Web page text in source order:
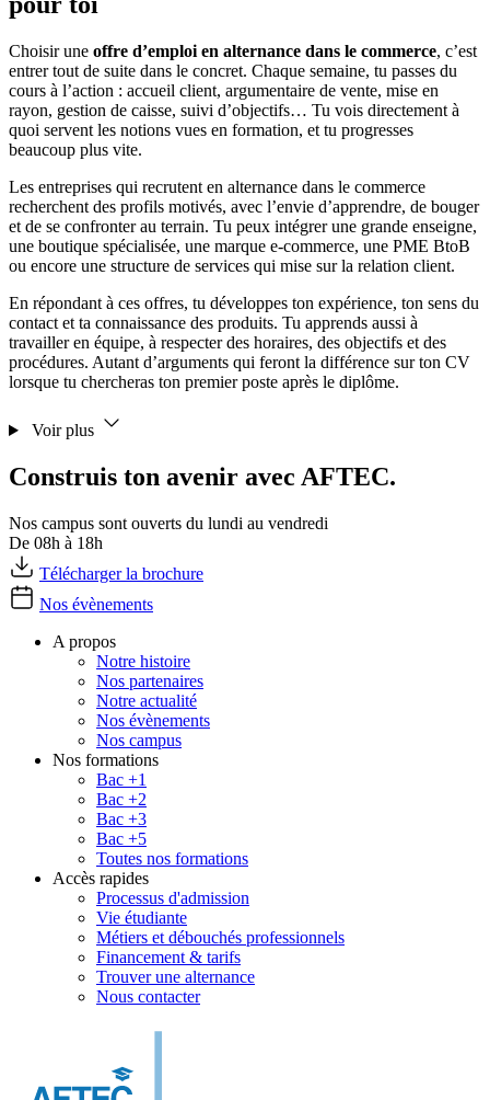
Choisir une offre d’emploi en alternance dans le commerce, c’est
entrer tout de suite dans le concret. Chaque semaine, tu passes du
cours à l’action : accueil client, argumentaire de vente, mise en
rayon, gestion de caisse, suivi d’objectifs… Tu vois directement à
quoi servent les notions vues en formation, et tu progresses
beaucoup plus vite.
Les entreprises qui recrutent en alternance dans le commerce
recherchent des profils motivés, avec l’envie d’apprendre, de bouger
et de se confronter au terrain. Tu peux intégrer une grande enseigne,
une boutique spécialisée, une marque e-commerce, une PME BtoB
ou encore une structure de services qui mise sur la relation client.
En répondant à ces offres, tu développes ton expérience, ton sens du
contact et ta connaissance des produits. Tu apprends aussi à
travailler en équipe, à respecter des horaires, des objectifs et des
procédures. Autant d’arguments qui feront la différence sur ton CV
lorsque tu chercheras ton premier poste après le diplôme.
Voir plus
Construis ton avenir avec AFTEC.
Nos campus sont ouverts du lundi au vendredi
De 08h à 18h
Télécharger la brochure
Nos évènements
A propos
Notre histoire
Nos partenaires
Notre actualité
Nos évènements
Nos campus
Nos formations
Bac +1
Bac +2
Bac +3
Bac +5
Toutes nos formations
Accès rapides
Processus d'admission
Vie étudiante
Métiers et débouchés professionnels
Financement & tarifs
Trouver une alternance
Nous contacter